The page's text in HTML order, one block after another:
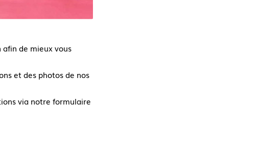
de mieux vous
et des photos de nos
via notre formulaire